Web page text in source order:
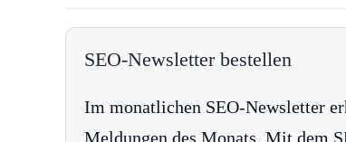
SEO-Newsletter bestellen
Im monatlichen SEO-Newsletter
Meldungen des Monats. Mit dem